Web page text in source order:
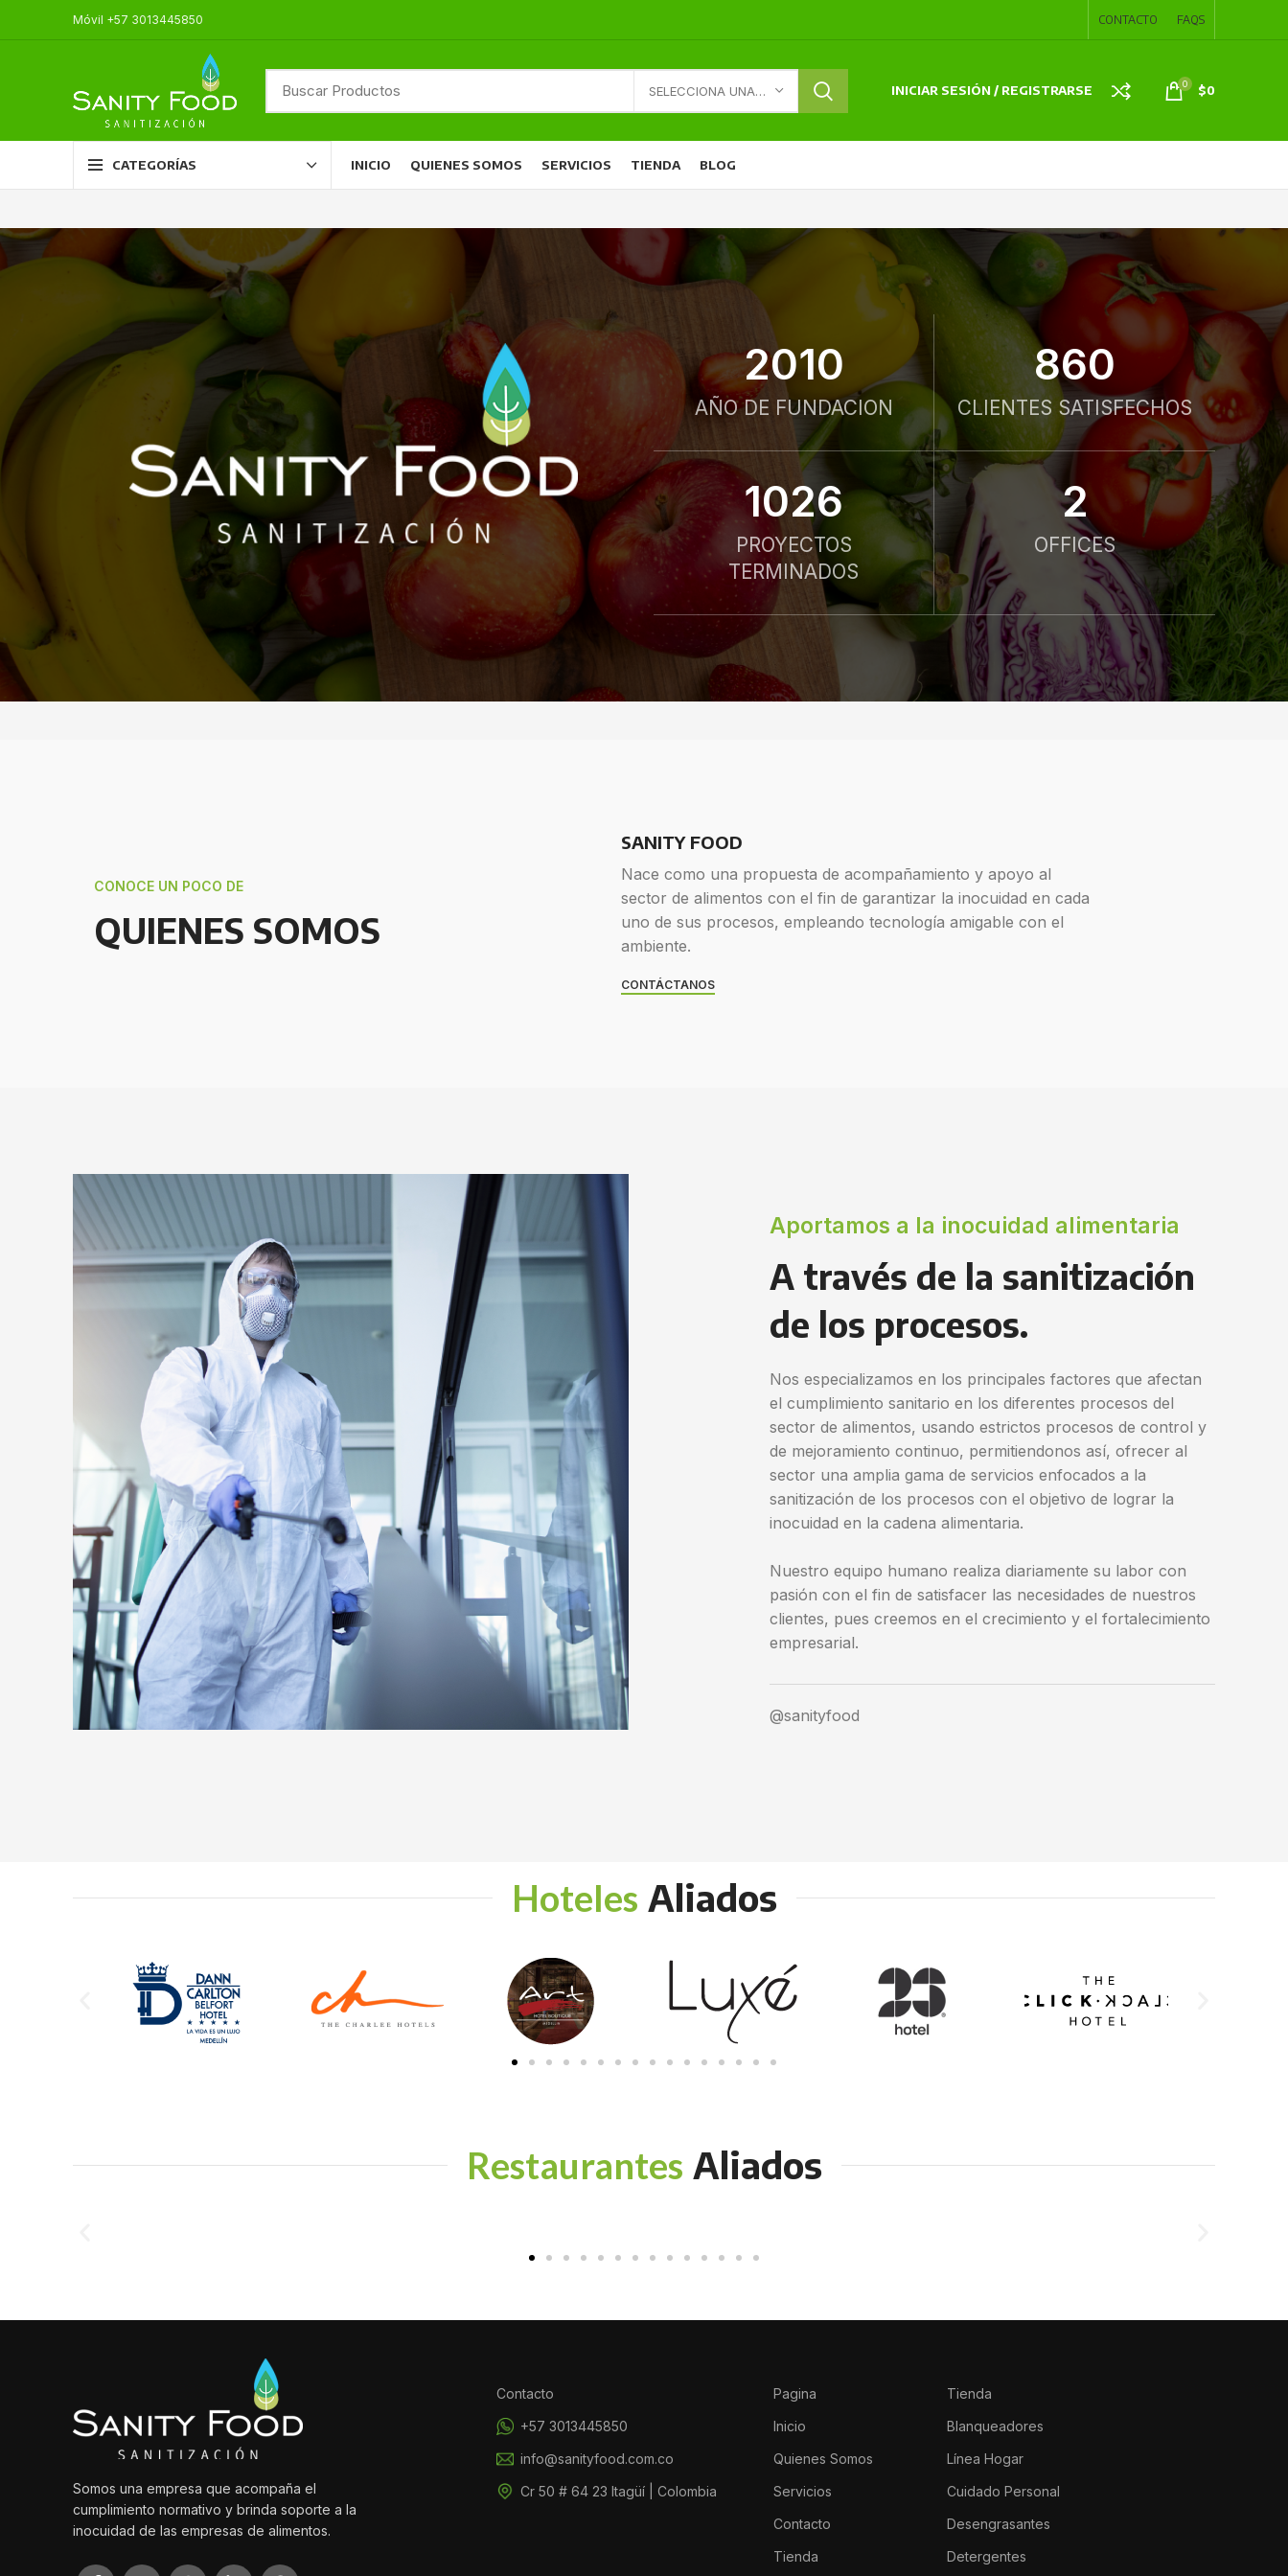
Móvil +57 3013445850 CONTACTO FAQS
SELECCIONA UNA CATEGORÍA INICIAR SESIÓN / REGISTRARSE 0 $0
CATEGORÍAS INICIO QUIENES SOMOS SERVICIOS TIENDA BLOG
2010
AÑO DE FUNDACION
860
CLIENTES SATISFECHOS
1026
PROYECTOS
TERMINADOS
2
OFFICES
CONOCE UN POCO DE
QUIENES SOMOS
SANITY FOOD
Nace como una propuesta de acompañamiento y apoyo al
sector de alimentos con el fin de garantizar la inocuidad en cada
uno de sus procesos, empleando tecnología amigable con el
ambiente.
CONTÁCTANOS
Aportamos a la inocuidad alimentaria
A través de la sanitización
de los procesos.
Nos especializamos en los principales factores que afectan
el cumplimiento sanitario en los diferentes procesos del
sector de alimentos, usando estrictos procesos de control y
de mejoramiento continuo, permitiendonos así, ofrecer al
sector una amplia gama de servicios enfocados a la
sanitización de los procesos con el objetivo de lograr la
inocuidad en la cadena alimentaria.
Nuestro equipo humano realiza diariamente su labor con
pasión con el fin de satisfacer las necesidades de nuestros
clientes, pues creemos en el crecimiento y el fortalecimiento
empresarial.
@sanityfood
Hoteles Aliados
Restaurantes Aliados
Somos una empresa que acompaña el
cumplimiento normativo y brinda soporte a la
inocuidad de las empresas de alimentos.
Contacto
+57 3013445850
info@sanityfood.com.co
Cr 50 # 64 23 Itagüí | Colombia
Pagina
Inicio
Quienes Somos
Servicios
Contacto
Tienda
Tienda
Blanqueadores
Línea Hogar
Cuidado Personal
Desengrasantes
Detergentes